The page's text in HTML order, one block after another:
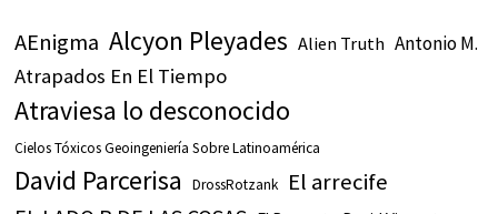
AEnigma Alcyon Pleyades Alien Truth Antonio M.
Atrapados En El Tiempo
Atraviesa lo desconocido
Cielos Tóxicos Geoingeniería Sobre Latinoamérica
David Parcerisa DrossRotzank El arrecife